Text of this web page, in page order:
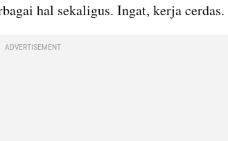
hal sekaligus. Ingat, kerja cerdas.
ADVERTISEMENT